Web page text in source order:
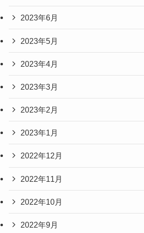
2023年6月
2023年5月
2023年4月
2023年3月
2023年2月
2023年1月
2022年12月
2022年11月
2022年10月
2022年9月